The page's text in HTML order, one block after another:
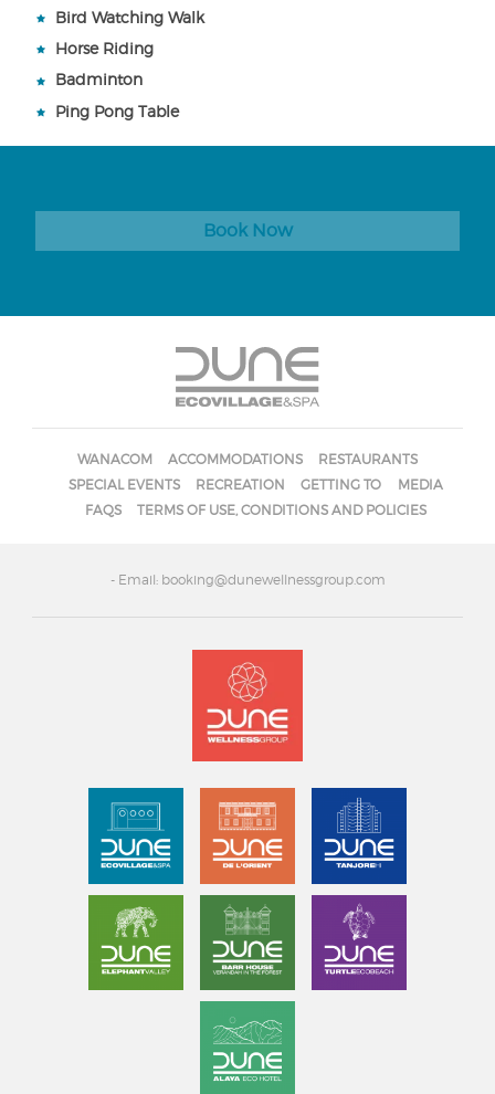
Bird Watching Walk
Horse Riding
Badminton
Ping Pong Table
Book Now
WANACOM ACCOMMODATIONS
RESTAURANTS
SPECIAL EVENTS
RECREATION GETTING TO
MEDIA
FAQS
TERMS OF USE, CONDITIONS AND POLICIES
- Email: booking@dunewellnessgroup.com